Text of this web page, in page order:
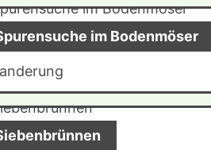
im Bodenmöser